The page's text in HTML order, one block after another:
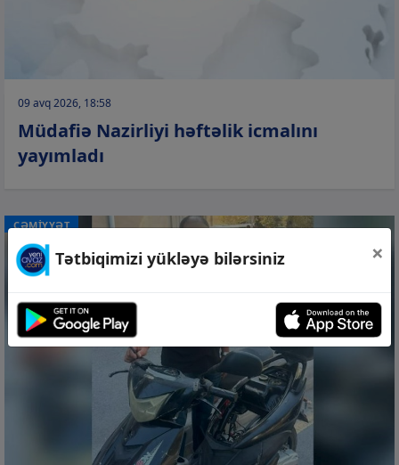
09 avq 2026, 18:58
Müdafiə Nazirliyi həftəlik icmalını
yayımladı
CƏMİYYƏT
Tətbiqimizi yükləyə bilərsiniz ×